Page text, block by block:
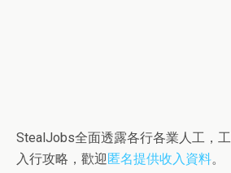
StealJobs全面透露各行各業人工，
入行攻略，歡迎 匿名提供收入資料。